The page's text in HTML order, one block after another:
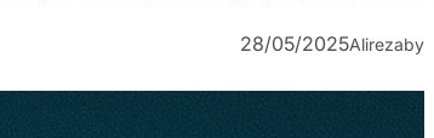
by
Alireza
28/05/2025